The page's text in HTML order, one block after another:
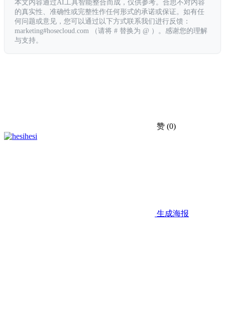
本文内容通过AI工具智能整合而成，仅供参考。合思不对内容
的真实性、准确性或完整性作任何形式的承诺或保证。如有任
何问题或意见，您可以通过以下方式联系我们进行反馈：
marketing#hosecloud.com （请将 # 替换为 @ ）。感谢您的理解
与支持。
赞 (0)
hesi
生成海报